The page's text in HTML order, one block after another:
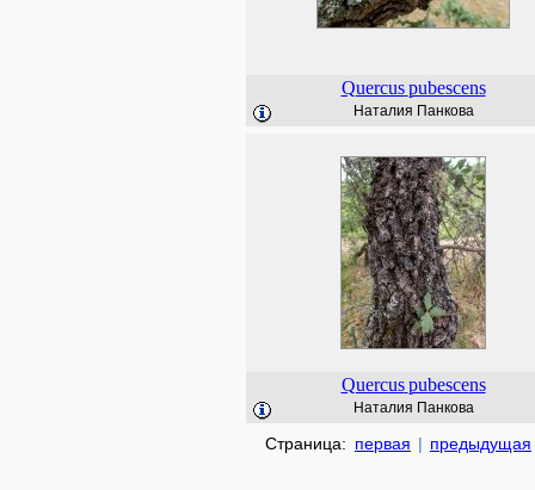
Quercus pubescens
Наталия Панкова
Quercus pubescens
Наталия Панкова
Страница: первая | предыдущая